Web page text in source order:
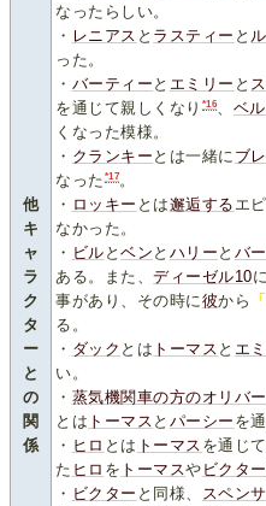
他
キ
ャ
ラ
ク
タ
ー
と
の
関
係
なったらしい。
・ レニアス と ラスティー と
った。
・ バーティー と エミリー と
を通じて親しくなり *16、 ベル
くなった模様。
・ クランキー とは一緒に ブ
なった *17。
・ ロッキー とは邂逅する エ
なかった。
・ ビル とベン と ハリー と バ
ある。また、ディーゼル10
事があり、その時に彼から
る。
・ ダック とは トーマス と エ
い。
・ 蒸気機関車の方のオリバー
とは トーマス と パーシー を
・ ヒロ とは トーマス を通じ
た ヒロ を トーマスや ビクター
・ ビクター と同様、 スペン